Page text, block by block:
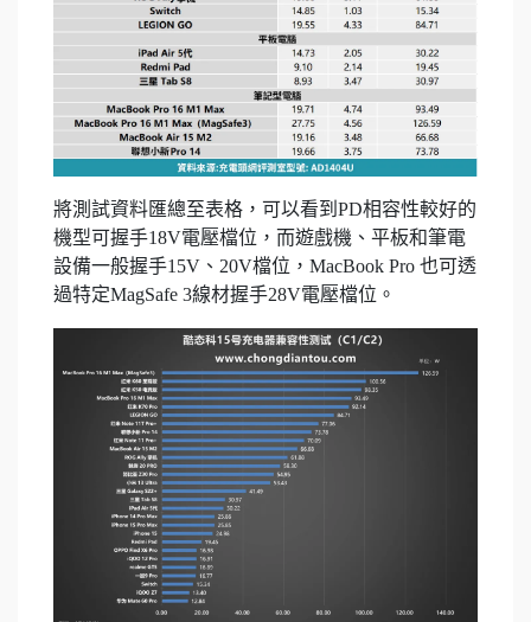
將測試資料匯總至表格，可以看到PD相容性較好的
機型可握手18V電壓檔位，而遊戲機、平板和筆電
設備一般握手15V、20V檔位，MacBook Pro 也可透
過特定MagSafe 3線材握手28V電壓檔位。